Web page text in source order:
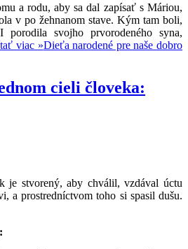
a rodu, aby sa dal zapísať s Máriou,
v po žehnanom stave. Kým tam boli,
svojho prvorodeného syna,
viac »Dieťa narodené pre naše dobro
cieli človeka:
je stvorený, aby chválil, vzdával úctu
a prostredníctvom toho si spasil dušu.